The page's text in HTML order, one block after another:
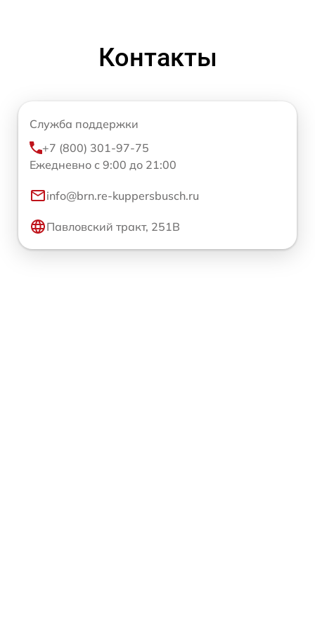
Контакты
Служба поддержки
+7 (800) 301-97-75
Ежедневно с 9:00 до 21:00
info@brn.re-kuppersbusch.ru
Павловский тракт, 251В